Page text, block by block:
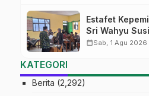
Estafet
Sri Wahyu
MTs Ma’arif
calendar_monthSab, 1 Agu 2026
KATEGORI
Berita (2,292)